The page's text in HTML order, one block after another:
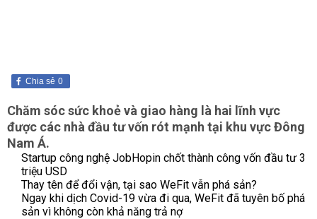
0
Chia sẻ
Chăm sóc sức khoẻ và giao hàng là hai lĩnh vực
được các nhà đầu tư vốn rót mạnh tại khu vực Đông
Nam Á.
Startup công nghệ JobHopin chốt thành công vốn đầu tư 3
triệu USD
Thay tên để đổi vận, tại sao WeFit vẫn phá sản?
Ngay khi dịch Covid-19 vừa đi qua, WeFit đã tuyên bố phá
sản vì không còn khả năng trả nợ